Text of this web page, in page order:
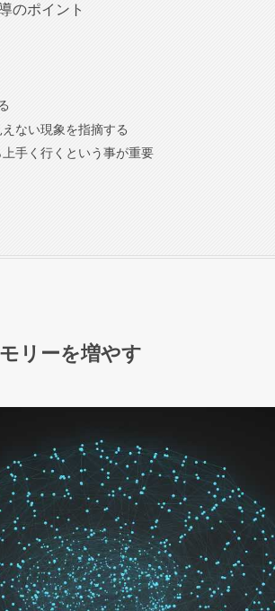
のポイント
ない現象を指摘する
手く行くという事が重要
リーを増やす